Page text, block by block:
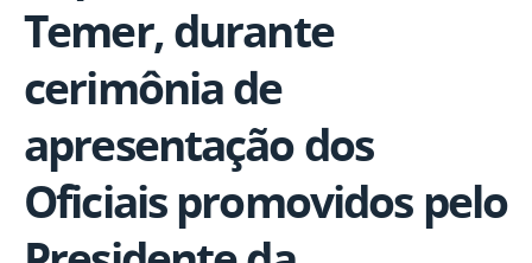
Temer, durante
cerimônia de
apresentação dos
Oficiais promovidos pelo